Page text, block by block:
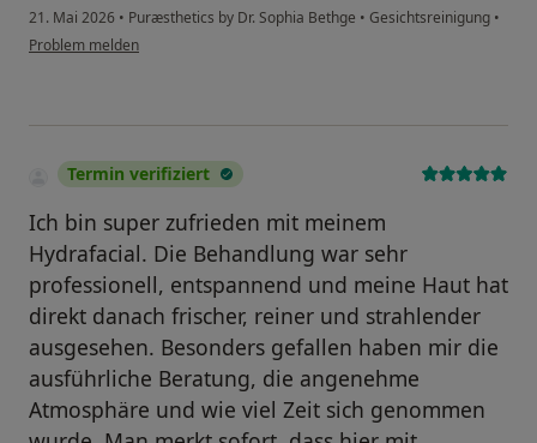
21. Mai 2026 • Puræsthetics by Dr. Sophia Bethge • Gesichtsreinigung •
Problem melden
Termin verifiziert
Ich bin super zufrieden mit meinem
Hydrafacial. Die Behandlung war sehr
professionell, entspannend und meine Haut hat
direkt danach frischer, reiner und strahlender
ausgesehen. Besonders gefallen haben mir die
ausführliche Beratung, die angenehme
Atmosphäre und wie viel Zeit sich genommen